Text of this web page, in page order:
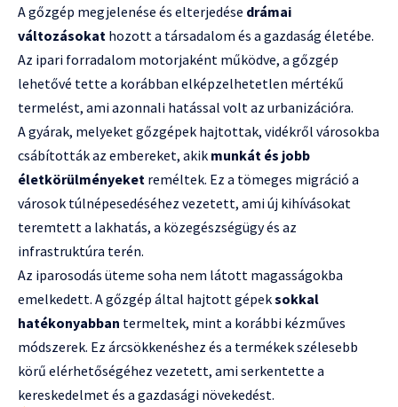
A gőzgép megjelenése és elterjedése drámai
változásokat hozott a társadalom és a gazdaság életébe.
Az ipari forradalom motorjaként működve, a gőzgép
lehetővé tette a korábban elképzelhetetlen mértékű
termelést, ami azonnali hatással volt az urbanizációra.
A gyárak, melyeket gőzgépek hajtottak, vidékről városokba
csábították az embereket, akik munkát és jobb
életkörülményeket reméltek. Ez a tömeges migráció a
városok túlnépesedéséhez vezetett, ami új kihívásokat
teremtett a lakhatás, a közegészségügy és az
infrastruktúra terén.
Az iparosodás üteme soha nem látott magasságokba
emelkedett. A gőzgép által hajtott gépeksokkal
hatékonyabban termeltek, mint a korábbi kézműves
módszerek. Ez árcsökkenéshez és a termékek szélesebb
körű elérhetőségéhez vezetett, ami serkentette a
kereskedelmet és a gazdasági növekedést.